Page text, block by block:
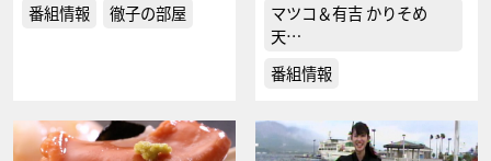
番組情報 徹子の部屋
マツコ＆有吉 かりそめ
天…
番組情報